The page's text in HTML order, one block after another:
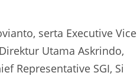
serta Executive Vice
Utama Askrindo,
Representative SGI, Si